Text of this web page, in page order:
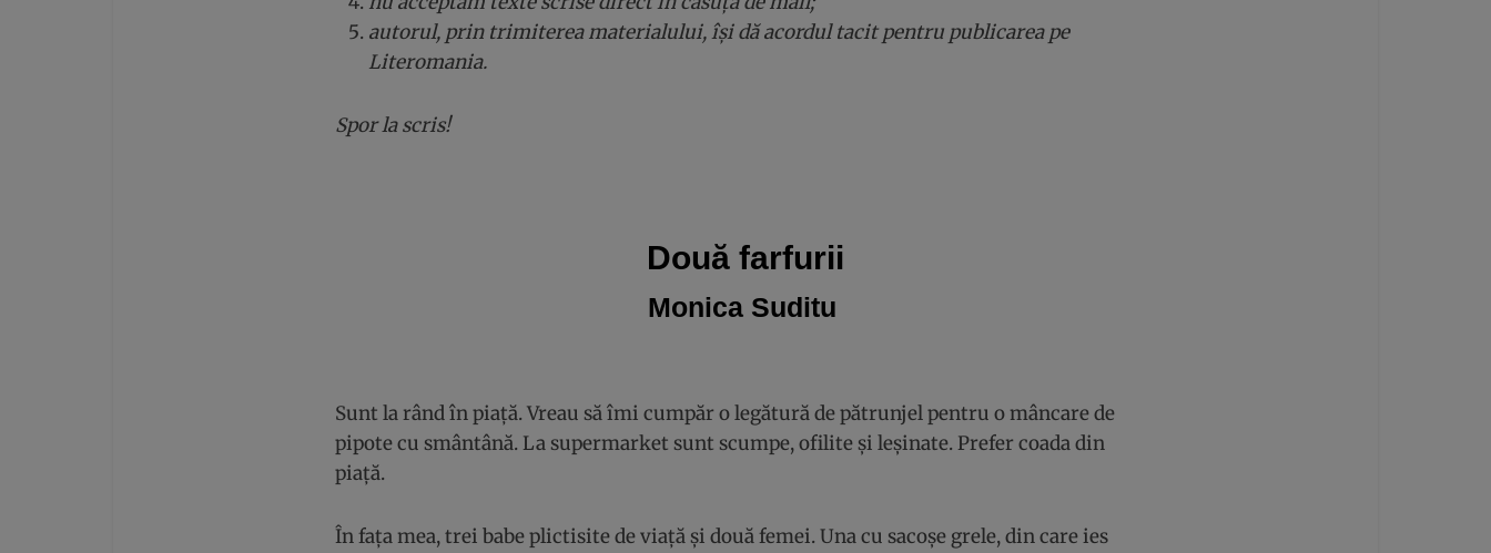
autorul, prin trimiterea materialului, își dă acordul tacit pentru publicarea pe
Literomania.
Spor la scris!
Două farfurii
Monica Suditu
Sunt la rând în piață. Vreau să îmi cumpăr o legătură de pătrunjel pentru o mâncare de
pipote cu smântână. La supermarket sunt scumpe, ofilite și leșinate. Prefer coada din
piață.
În fața mea, trei babe plictisite de viață și două femei. Una cu sacoșe grele, din care ies